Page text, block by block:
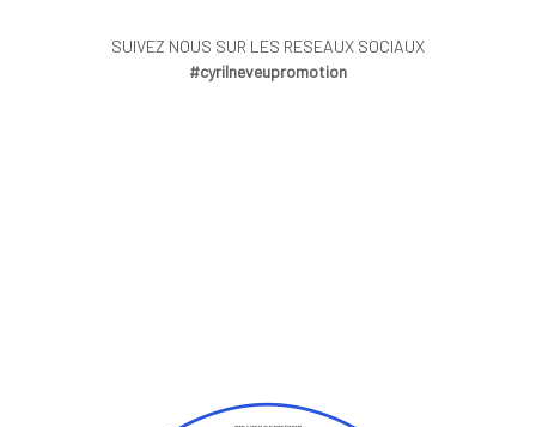
SUIVEZ NOUS SUR LES RESEAUX SOCIAUX
#cyrilneveupromotion